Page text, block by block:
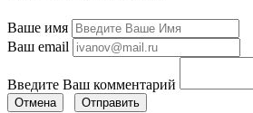
Ваше имя
Ваш email
Введите Ваш комментарий
Отмена Отправить